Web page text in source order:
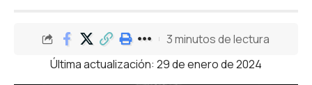
Última actualización: 29 de enero de 2024
3 minutos de lectura